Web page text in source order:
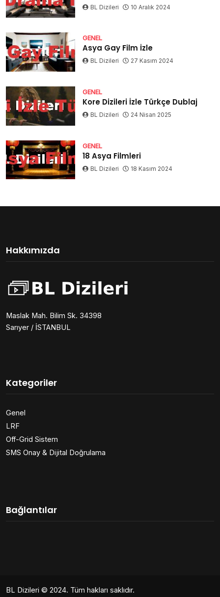
BL Dizileri 10 Aralık 2024
GENEL
Asya Gay Film İzle
BL Dizileri 27 Kasım 2024
GENEL
Kore Dizileri İzle Türkçe Dublaj
BL Dizileri 24 Nisan 2025
GENEL
18 Asya Filmleri
BL Dizileri 18 Kasım 2024
Hakkımızda
Maslak Mah. Bilim Sk. 34398
Sarıyer / İSTANBUL
Kategoriler
Genel
LRF
Off-Grid Sistem
SMS Onay & Dijital Doğrulama
Bağlantılar
BL Dizileri © 2024. Tüm hakları saklıdır.